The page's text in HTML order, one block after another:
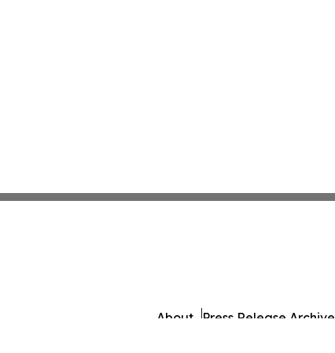
About Press Release Archive